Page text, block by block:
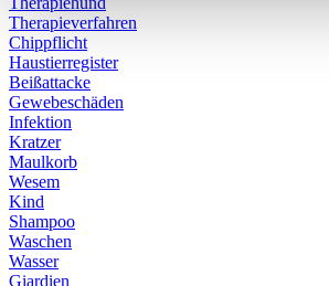
Therapieverfahren
Chippflicht
Haustierregister
Beißattacke
Gewebeschäden
Infektion
Kratzer
Maulkorb
Wesem
Kind
Shampoo
Waschen
Wasser
Giardien